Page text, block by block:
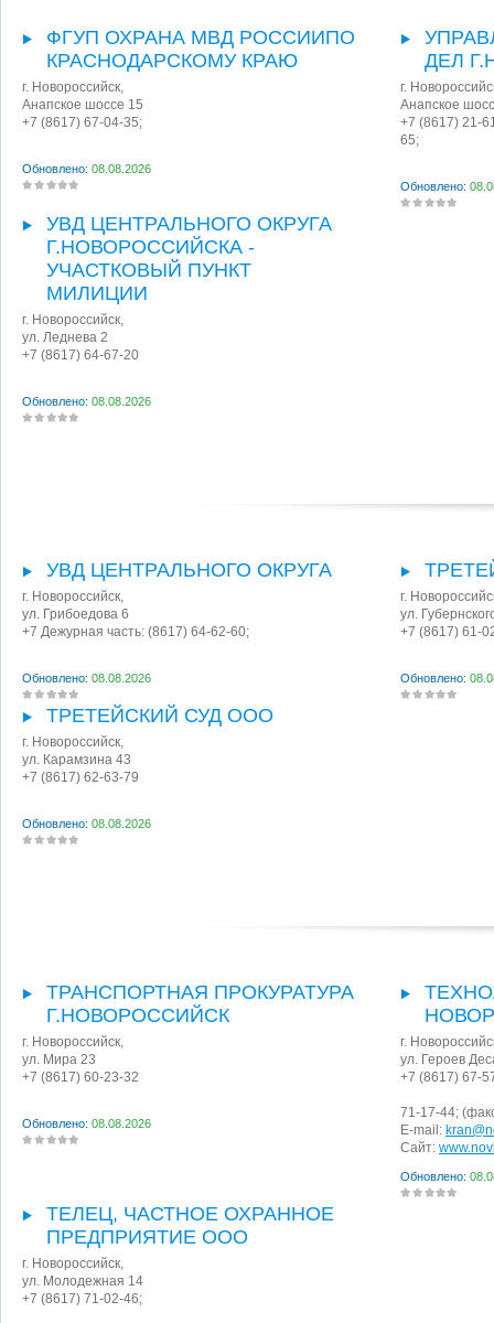
ФГУП ОХРАНА МВД РОССИИПО
КРАСНОДАРСКОМУ КРАЮ
г. Новороссийск,
Анапское шоссе 15
+7 (8617) 67-04-35;
Обновлено: 08.08.2026
ДЕЛ
г.
Анапское
+7 (8617) 21-
65;
Обновлено:
УВД ЦЕНТРАЛЬНОГО ОКРУГА
Г.НОВОРОССИЙСКА -
УЧАСТКОВЫЙ ПУНКТ
МИЛИЦИИ
г. Новороссийск,
ул. Леднева 2
+7 (8617) 64-67-20
Обновлено: 08.08.2026
УВД ЦЕНТРАЛЬНОГО ОКРУГА
г. Новороссийск,
ул. Грибоедова 6
+7 Дежурная часть: (8617) 64-62-60;
Обновлено: 08.08.2026
г.
ул.
+7 (8617) 61-
Обновлено:
ТРЕТЕЙСКИЙ СУД ООО
г. Новороссийск,
ул. Карамзина 43
+7 (8617) 62-63-79
Обновлено: 08.08.2026
ТРАНСПОРТНАЯ ПРОКУРАТУРА
Г.НОВОРОССИЙСК
г. Новороссийск,
ул. Мира 23
+7 (8617) 60-23-32
Обновлено: 08.08.2026
г.
ул. Героев
+7 (8617) 67-
71-17-44;
E-mail:
Сайт:
Обновлено:
ТЕЛЕЦ, ЧАСТНОЕ ОХРАННОЕ
ПРЕДПРИЯТИЕ ООО
г. Новороссийск,
ул. Молодежная 14
+7 (8617) 71-02-46;